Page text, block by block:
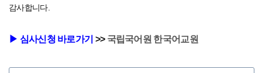
감사합니다.
▶ 심사신청 바로가기 >> 국립국어원 한국어교원